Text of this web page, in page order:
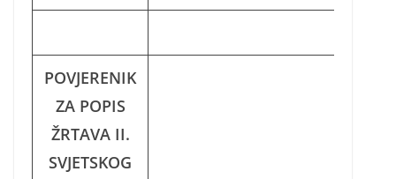
POVJERENIK
ZA POPIS
ŽRTAVA II.
SVJETSKOG